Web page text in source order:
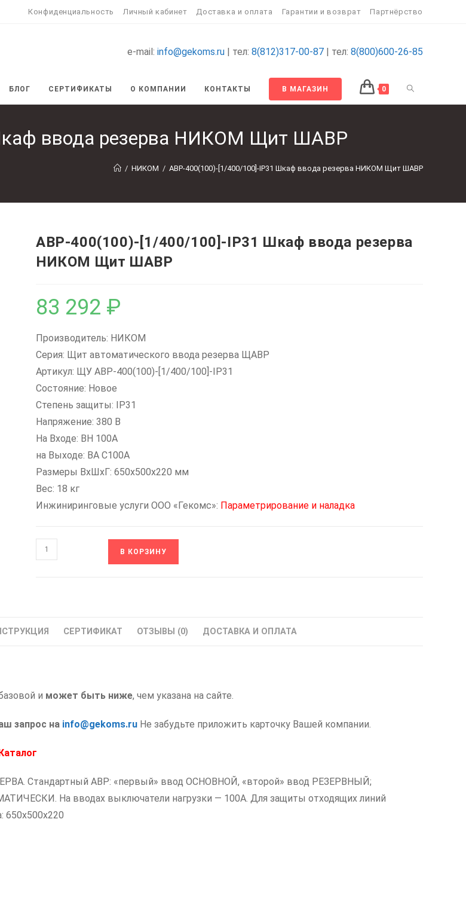
Конфиденциальность Личный кабинет Доставка и оплата Гарантии и возврат Партнёрство
e-mail: info@gekoms.ru | тел: 8(812)317-00-87 | тел: 8(800)600-26-85
БЛОГ СЕРТИФИКАТЫ О КОМПАНИИ КОНТАКТЫ В МАГАЗИН 0
ввода резерва НИКОМ Щит ШАВР
/ НИКОМ / АВР-400(100)-[1/400/100]-IP31 Шкаф ввода резерва НИКОМ Щит ШАВР
АВР-400(100)-[1/400/100]-IP31 Шкаф ввода резерва
НИКОМ Щит ШАВР
83 292 ₽
Производитель: НИКОМ
Серия: Щит автоматического ввода резерва ЩАВР
Артикул: ЩУ АВР-400(100)-[1/400/100]-IP31
Состояние: Новое
Степень защиты: IP31
Напряжение: 380 В
На Входе: ВН 100А
на Выходе: ВА С100А
Размеры ВxШxГ: 650х500х220 мм
Вес: 18 кг
Инжиниринговые услуги ООО «Гекомс»: Параметрирование и наладка
Количество
товара
ввода
ШАВР
В КОРЗИНУ
СЕРТИФИКАТ ОТЗЫВЫ (0) ДОСТАВКА И ОПЛАТА
и может быть ниже, чем указана на сайте.
запрос на info@gekoms.ru Не забудьте приложить карточку Вашей компании.
Стандартный АВР: «первый» ввод ОСНОВНОЙ, «второй» ввод РЕЗЕРВНЫЙ;
На вводах выключатели нагрузки — 100А. Для защиты отходящих линий
650х500х220